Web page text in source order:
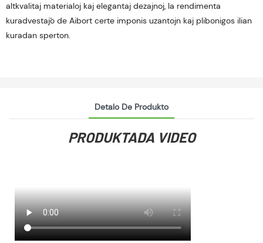
altkvalitaj materialoj kaj elegantaj dezajnoj, la rendimenta
kuradvestaĵo de Aibort certe imponis uzantojn kaj plibonigos ilian
kuradan sperton.
Detalo De Produkto
PRODUKTADA VIDEO